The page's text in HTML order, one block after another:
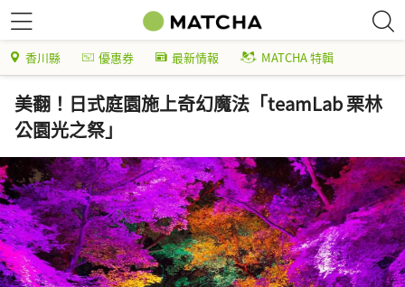
香川縣 優惠券 最新情報 MATCHA 特輯
美翻！日式庭園施上奇幻魔法「teamLab 栗林
公園光之祭」